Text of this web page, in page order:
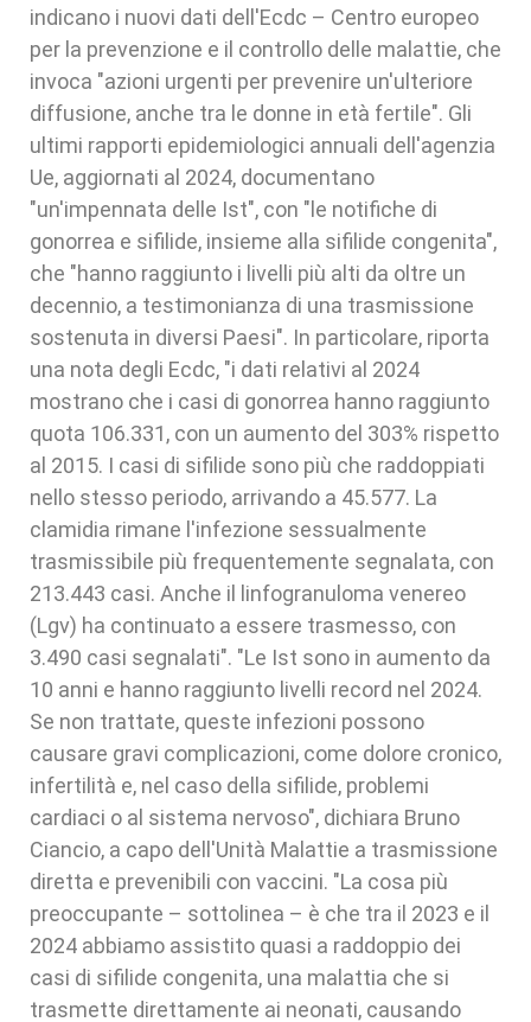
indicano i nuovi dati dell'Ecdc – Centro europeo
per la prevenzione e il controllo delle malattie, che
invoca "azioni urgenti per prevenire un'ulteriore
diffusione, anche tra le donne in età fertile". Gli
ultimi rapporti epidemiologici annuali dell'agenzia
Ue, aggiornati al 2024, documentano
"un'impennata delle Ist", con "le notifiche di
gonorrea e sifilide, insieme alla sifilide congenita",
che "hanno raggiunto i livelli più alti da oltre un
decennio, a testimonianza di una trasmissione
sostenuta in diversi Paesi". In particolare, riporta
una nota degli Ecdc, "i dati relativi al 2024
mostrano che i casi di gonorrea hanno raggiunto
quota 106.331, con un aumento del 303% rispetto
al 2015. I casi di sifilide sono più che raddoppiati
nello stesso periodo, arrivando a 45.577. La
clamidia rimane l'infezione sessualmente
trasmissibile più frequentemente segnalata, con
213.443 casi. Anche il linfogranuloma venereo
(Lgv) ha continuato a essere trasmesso, con
3.490 casi segnalati". "Le Ist sono in aumento da
10 anni e hanno raggiunto livelli record nel 2024.
Se non trattate, queste infezioni possono
causare gravi complicazioni, come dolore cronico,
infertilità e, nel caso della sifilide, problemi
cardiaci o al sistema nervoso", dichiara Bruno
Ciancio, a capo dell'Unità Malattie a trasmissione
diretta e prevenibili con vaccini. "La cosa più
preoccupante – sottolinea – è che tra il 2023 e il
2024 abbiamo assistito quasi a raddoppio dei
casi di sifilide congenita, una malattia che si
trasmette direttamente ai neonati, causando